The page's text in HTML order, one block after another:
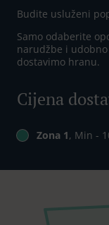
Budite usluženi
Samo odaberite
narudžbe i
dostavimo hranu.
Cijena
Zona 1, Min -